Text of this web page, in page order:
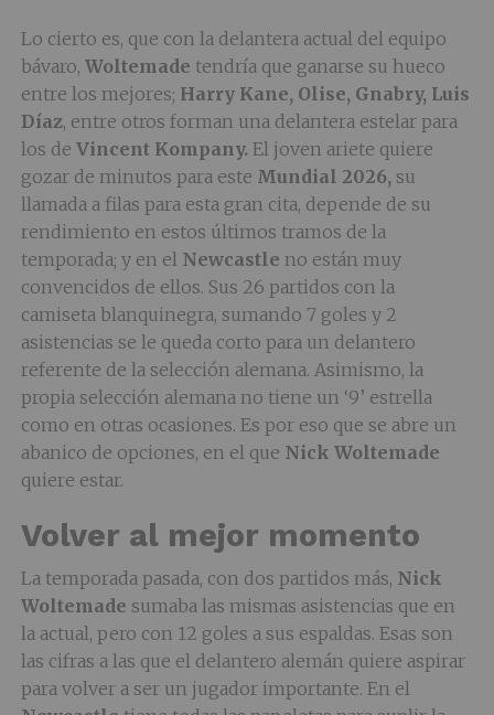
Lo cierto es, que con la delantera actual del equipo
bávaro, Woltemade tendría que ganarse su hueco
entre los mejores; Harry Kane, Olise, Gnabry, Luis
Díaz, entre otros forman una delantera estelar para
los de Vincent Kompany.El joven ariete quiere
gozar de minutos para este Mundial 2026, su
llamada a filas para esta gran cita, depende de su
rendimiento en estos últimos tramos de la
temporada; y en el Newcastle no están muy
convencidos de ellos. Sus 26 partidos con la
camiseta blanquinegra, sumando 7 goles y 2
asistencias se le queda corto para un delantero
referente de la selección alemana. Asimismo, la
propia selección alemana no tiene un ‘9’ estrella
como en otras ocasiones. Es por eso que se abre un
abanico de opciones, en el que Nick Woltemade
quiere estar.
Volver al mejor momento
La temporada pasada, con dos partidos más, Nick
Woltemade sumaba las mismas asistencias que en
la actual, pero con 12 goles a sus espaldas. Esas son
las cifras a las que el delantero alemán quiere aspirar
para volver a ser un jugador importante. En el